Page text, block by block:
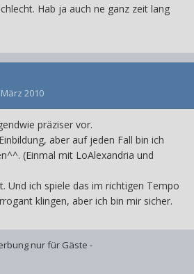
Hab ja auch ne ganz zeit lang
März 2010
präziser vor.
aber auf jeden Fall bin ich
(Einmal mit LoAlexandria und
Und ich spiele das im richtigen Tempo
klingen, aber ich bin mir sicher.
nur für Gäste -